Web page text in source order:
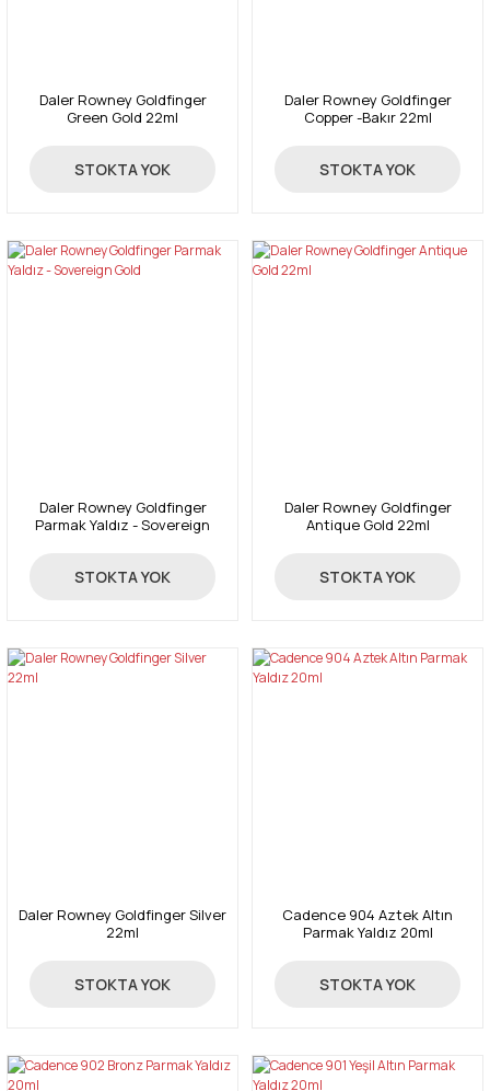
Daler Rowney Goldfinger
Green Gold 22ml
369,00 TL
STOKTA YOK
Daler Rowney Goldfinger
Copper -Bakır 22ml
369,00 TL
STOKTA YOK
Daler Rowney Goldfinger
Parmak Yaldız - Sovereign
93,56 TL
STOKTA YOK
Daler Rowney Goldfinger
Antique Gold 22ml
369,00 TL
STOKTA YOK
Daler Rowney Goldfinger Silver
22ml
369,00 TL
STOKTA YOK
Cadence 904 Aztek Altın
Parmak Yaldız 20ml
147,00 TL
STOKTA YOK